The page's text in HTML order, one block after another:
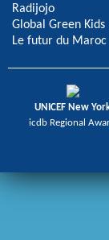
Radijojo
Global Green Kids
Le futur du Maroc
UNICEF New
icdb Regional